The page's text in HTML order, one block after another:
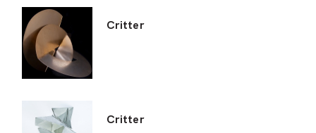
Critter
Critter